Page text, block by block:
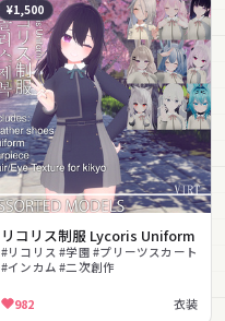
¥1,500
リコリス制服 Lycoris Uniform
#リコリス #学園 #プリーツスカート
#インカム #二次創作
982 衣装